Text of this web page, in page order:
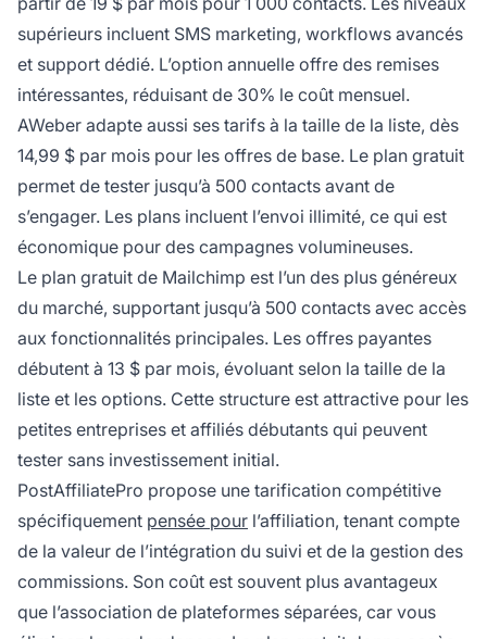
supérieurs incluent SMS marketing, workflows avancés
et support dédié. L’option annuelle offre des remises
intéressantes, réduisant de 30% le coût mensuel.
AWeber adapte aussi ses tarifs à la taille de la liste, dès
14,99 $ par mois pour les offres de base. Le plan gratuit
permet de tester jusqu’à 500 contacts avant de
s’engager. Les plans incluent l’envoi illimité, ce qui est
économique pour des campagnes volumineuses.
Le plan gratuit de Mailchimp est l’un des plus généreux
du marché, supportant jusqu’à 500 contacts avec accès
aux fonctionnalités principales. Les offres payantes
débutent à 13 $ par mois, évoluant selon la taille de la
liste et les options. Cette structure est attractive pour les
petites entreprises et affiliés débutants qui peuvent
tester sans investissement initial.
PostAffiliatePro propose une tarification compétitive
spécifiquement pensée pour l’affiliation, tenant compte
de la valeur de l’intégration du suivi et de la gestion des
commissions. Son coût est souvent plus avantageux
que l’association de plateformes séparées, car vous